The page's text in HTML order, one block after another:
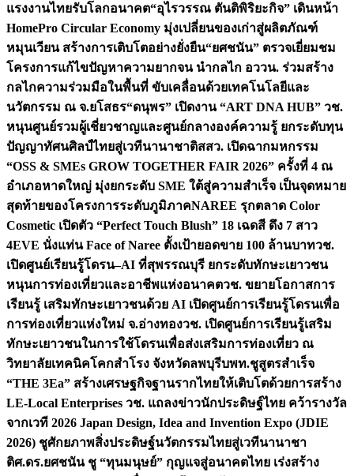
แรงงานไทยรับโลกอนาคต“อุไรวรรณ ตันติพิริยะกิจ” เดินหน้า
HomePro Circular Economy มุ่งเปลี่ยนของเก่าสู่ผลิตภัณฑ์
หมุนเวียน สร้างการเติบโตอย่างยั่งยืน“ยศชนัน” ตรวจเยี่ยมชม
โครงการแก้ไขปัญหาความยากจน นำกลไก อววน. ร่วมสร้าง
กลไกความร่วมมือในพื้นที่ ขับเคลื่อนด้วยเทคโนโลยีและ
นวัตกรรม ณ จ.ยโสธร“ดนุพร” เปิดงาน “ART DNA HUB” วช.
หนุนศูนย์รวมผู้เชี่ยวชาญและศูนย์กลางองค์ความรู้ ยกระดับทุน
ปัญญาทัศนศิลป์ไทยสู่เวทีนานาชาติสสว. เปิดฉากมหกรรม
“OSS & SMEs GROW TOGETHER FAIR 2026” ครั้งที่ 4 ณ
อำเภอหาดใหญ่ มุ่งยกระดับ SME ใต้สู่ความสำเร็จ เป็นจุดหมาย
สุดท้ายของโครงการระดับภูมิภาคNAREE รุกตลาด Color
Cosmetic เปิดตัว “Perfect Touch Blush” 18 เฉดสี ดึง 7 สาว
4EVE นั่งแท่น Face of Naree ตั้งเป้ายอดขาย 100 ล้านบาทวช.
เปิดศูนย์เรียนรู้โดรน–AI ที่สุพรรณบุรี ยกระดับทักษะเยาวชน
หนุนการท่องเที่ยวและอาชีพแห่งอนาคตวช. ขยายโอกาสการ
เรียนรู้ เสริมทักษะเยาวชนด้วย AI เปิดศูนย์การเรียนรู้โดรนเพื่อ
การท่องเที่ยวแห่งใหม่ จ.อ่างทองวช. เปิดศูนย์การเรียนรู้เสริม
ทักษะเยาวชนในการใช้โดรนเพื่อส่งเสริมการท่องเที่ยว ณ
วิทยาลัยเทคนิคโคกสำโรง จังหวัดลพบุรีบพท.ชูสูตรสำเร็จ
“THE 3Ea” สร้างเศรษฐกิจฐานรากไทยให้เติบโตด้วยการสร้าง
LE-Local Enterprises วช. แถลงข่าวนักประดิษฐ์ไทย คว้ารางวัล
จากเวที 2026 Japan Design, Idea and Invention Expo (JDIE
2026) ชูศักยภาพสิ่งประดิษฐ์นวัตกรรมไทยสู่เวทีนานาชา
ติศ.ดร.ยศชนัน ชู “ทุนมนุษย์” กุญแจสู่อนาคตไทย เร่งสร้าง